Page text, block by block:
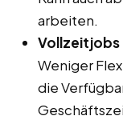
arbeiten.
Vollzeitjobs
Weniger
die